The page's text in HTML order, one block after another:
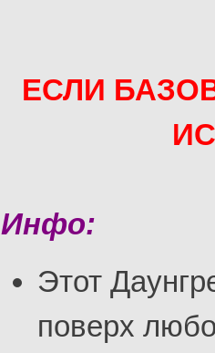
ЕСЛИ
Инфо:
Этот
поверх